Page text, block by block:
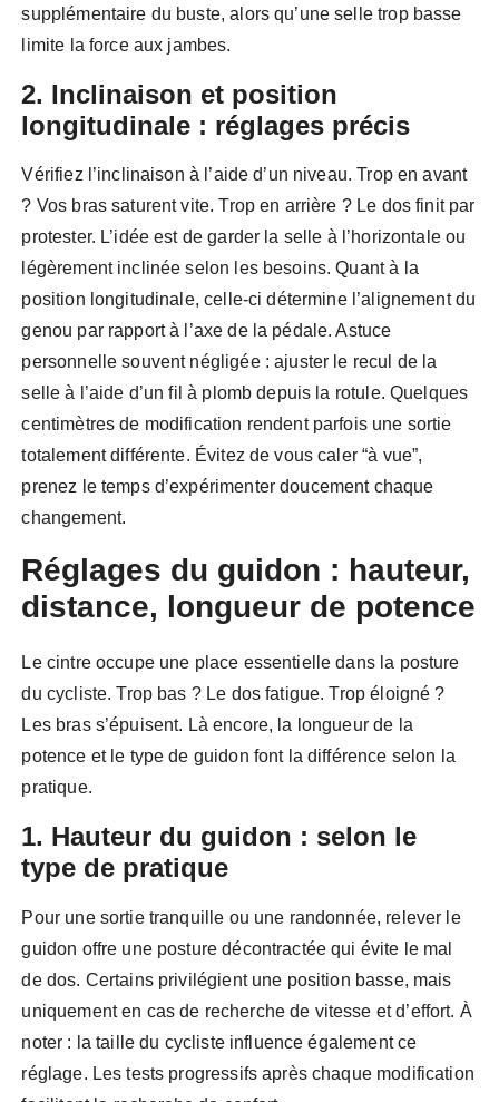
supplémentaire du buste, alors qu’une selle trop basse
limite la force aux jambes.
2. Inclinaison et position
longitudinale : réglages précis
Vérifiez l’inclinaison à l’aide d’un niveau. Trop en avant
? Vos bras saturent vite. Trop en arrière ? Le dos finit par
protester. L’idée est de garder la selle à l’horizontale ou
légèrement inclinée selon les besoins. Quant à la
position longitudinale, celle-ci détermine l’alignement du
genou par rapport à l’axe de la pédale. Astuce
personnelle souvent négligée : ajuster le recul de la
selle à l’aide d’un fil à plomb depuis la rotule. Quelques
centimètres de modification rendent parfois une sortie
totalement différente. Évitez de vous caler “à vue”,
prenez le temps d’expérimenter doucement chaque
changement.
Réglages du guidon : hauteur,
distance, longueur de potence
Le cintre occupe une place essentielle dans la posture
du cycliste. Trop bas ? Le dos fatigue. Trop éloigné ?
Les bras s’épuisent. Là encore, la longueur de la
potence et le type de guidon font la différence selon la
pratique.
1. Hauteur du guidon : selon le
type de pratique
Pour une sortie tranquille ou une randonnée, relever le
guidon offre une posture décontractée qui évite le mal
de dos. Certains privilégient une position basse, mais
uniquement en cas de recherche de vitesse et d’effort. À
noter : la taille du cycliste influence également ce
réglage. Les tests progressifs après chaque modification